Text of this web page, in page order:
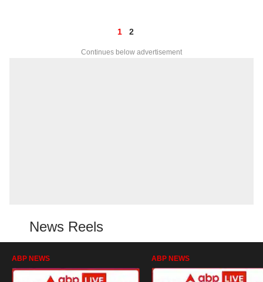
1 2
Continues below advertisement
News Reels
ABP NEWS ABP NEWS